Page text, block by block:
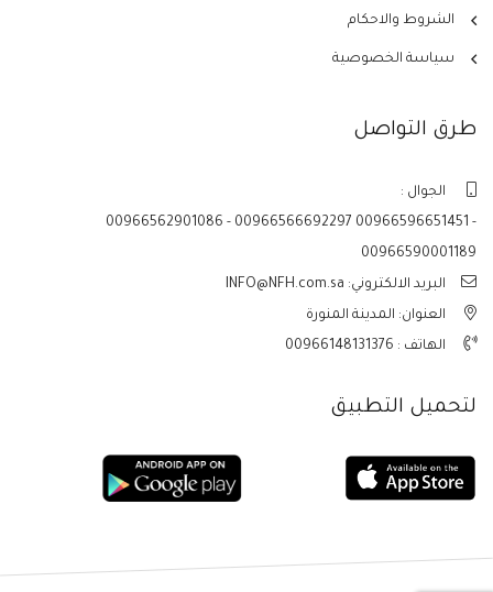
الشروط والاحكام
سياسة الخصوصية
طرق التواصل
الجوال :
00966562901086 - 00966566692297 00966596651451 -
00966590001189
البريد الالكتروني: INFO@NFH.com.sa
العنوان: المدينة المنورة
الهاتف : 00966148131376
لتحميل التطبيق